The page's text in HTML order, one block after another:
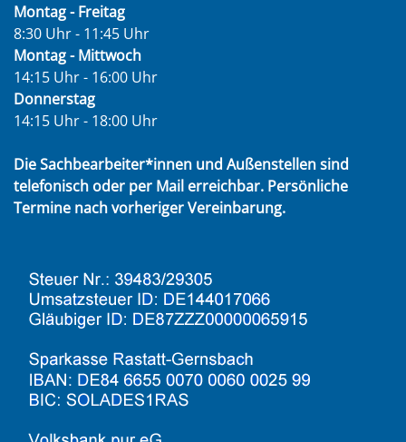
Montag - Freitag
8:30 Uhr - 11:45 Uhr
Montag - Mittwoch
14:15 Uhr - 16:00 Uhr
Donnerstag
14:15 Uhr - 18:00 Uhr
Die Sachbearbeiter*innen und Außenstellen sind
telefonisch oder per Mail erreichbar. Persönliche
Termine nach vorheriger Vereinbarung.